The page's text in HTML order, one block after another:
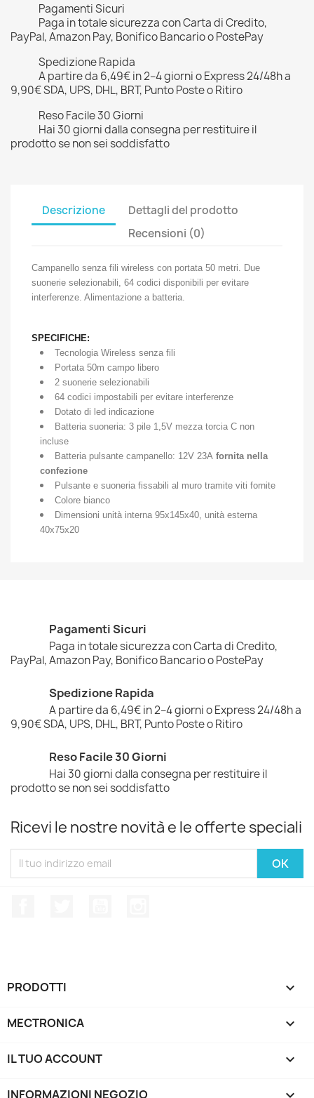
Pagamenti Sicuri
Paga in totale sicurezza con Carta di Credito,
PayPal, Amazon Pay, Bonifico Bancario o PostePay
Spedizione Rapida
A partire da 6,49€ in 2–4 giorni o Express 24/48h a
9,90€ SDA, UPS, DHL, BRT, Punto Poste o Ritiro
Reso Facile 30 Giorni
Hai 30 giorni dalla consegna per restituire il
prodotto se non sei soddisfatto
Descrizione
Dettagli del prodotto
Recensioni (0)
Campanello senza fili wireless con portata 50 metri. Due
suonerie selezionabili, 64 codici disponibili per evitare
interferenze. Alimentazione a batteria.
SPECIFICHE:
Tecnologia Wireless senza fili
Portata 50m campo libero
2 suonerie selezionabili
64 codici impostabili per evitare interferenze
Dotato di led indicazione
Batteria suoneria: 3 pile 1,5V mezza torcia C non
incluse
Batteria pulsante campanello: 12V 23A fornita nella
confezione
Pulsante e suoneria fissabili al muro tramite viti fornite
Colore bianco
Dimensioni unità interna 95x145x40, unità esterna
40x75x20
Pagamenti Sicuri
Paga in totale sicurezza con Carta di Credito,
PayPal, Amazon Pay, Bonifico Bancario o PostePay
Spedizione Rapida
A partire da 6,49€ in 2–4 giorni o Express 24/48h a
9,90€ SDA, UPS, DHL, BRT, Punto Poste o Ritiro
Reso Facile 30 Giorni
Hai 30 giorni dalla consegna per restituire il
prodotto se non sei soddisfatto
Ricevi le nostre novità e le offerte speciali
PRODOTTI 
MECTRONICA 
IL TUO ACCOUNT 
INFORMAZIONI NEGOZIO